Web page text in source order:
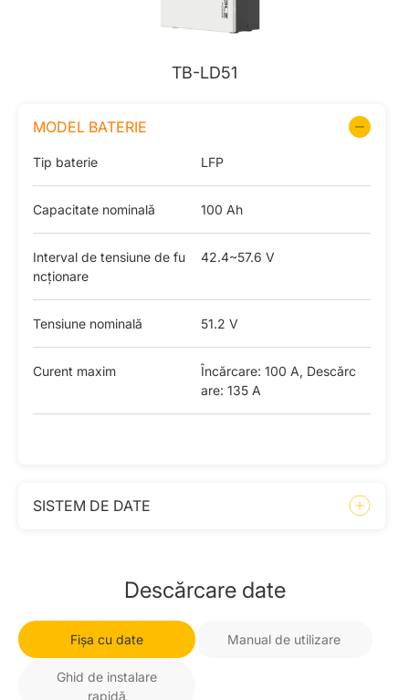
TB-LD51
MODEL BATERIE
Tip baterie LFP
Capacitate nominală 100 Ah
Interval de tensiune de fu
ncționare
42.4~57.6 V
Tensiune nominală 51.2 V
Curent maxim
Încărcare: 100 A, Descărc
are: 135 A
SISTEM DE DATE
Descărcare date
Fișa cu date Manual de utilizare
Ghid de instalare
rapidă